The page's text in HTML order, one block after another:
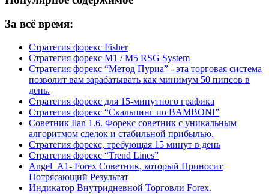
За всё время:
Стратегия форекс Fisher
Стратегия форекс M1 / M5 RSG System
Стратегия форекс “Метод Пуриа” - эта торговая система
позволит вам зарабатывать как минимум 50 пипсов в
день.
Стратегия форекс для 15-минутного графика
Стратегия форекс “Скальпинг по BAMBONI”
Советник Ilan 1.6. Форекс советник с уникальным
алгоритмом сделок и стабильной прибылью.
Стратегия форекс, требующая 15 минут в день
Стратегия форекс “Trend Lines”
Angel_A1- Forex Советник, который Приносит
Потрясающий Результат
Индикатор Внутридневной Торговли Forex.